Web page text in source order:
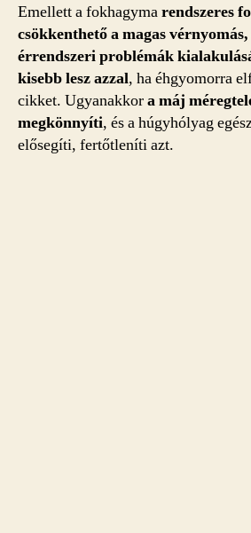
Emellett a fokhagymarendszeres
csökkenthető a magas vérnyomás,
érrendszeri problémák
kisebb lesz azzal, ha éhgyomorra
cikket. Ugyanakkora máj
megkönnyíti, és a húgyhólyag
elősegíti, fertőtleníti azt.